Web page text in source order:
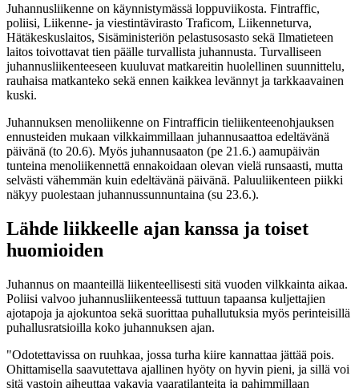
Juhannusliikenne on käynnistymässä loppuviikosta. Fintraffic,
poliisi, Liikenne- ja viestintävirasto Traficom, Liikenneturva,
Hätäkeskuslaitos, Sisäministeriön pelastusosasto sekä Ilmatieteen
laitos toivottavat tien päälle turvallista juhannusta. Turvalliseen
juhannusliikenteeseen kuuluvat matkareitin huolellinen suunnittelu,
rauhaisa matkanteko sekä ennen kaikkea levännyt ja tarkkaavainen
kuski.
Juhannuksen menoliikenne on Fintrafficin tieliikenteenohjauksen
ennusteiden mukaan vilkkaimmillaan juhannusaattoa edeltävänä
päivänä (to 20.6). Myös juhannusaaton (pe 21.6.) aamupäivän
tunteina menoliikennettä ennakoidaan olevan vielä runsaasti, mutta
selvästi vähemmän kuin edeltävänä päivänä. Paluuliikenteen piikki
näkyy puolestaan juhannussunnuntaina (su 23.6.).
Lähde liikkeelle ajan kanssa ja toiset
huomioiden
Juhannus on maanteillä liikenteellisesti sitä vuoden vilkkainta aikaa.
Poliisi valvoo juhannusliikenteessä tuttuun tapaansa kuljettajien
ajotapoja ja ajokuntoa sekä suorittaa puhallutuksia myös perinteisillä
puhallusratsioilla koko juhannuksen ajan.
"Odotettavissa on ruuhkaa, jossa turha kiire kannattaa jättää pois.
Ohittamisella saavutettava ajallinen hyöty on hyvin pieni, ja sillä voi
sitä vastoin aiheuttaa vakavia vaaratilanteita ja pahimmillaan